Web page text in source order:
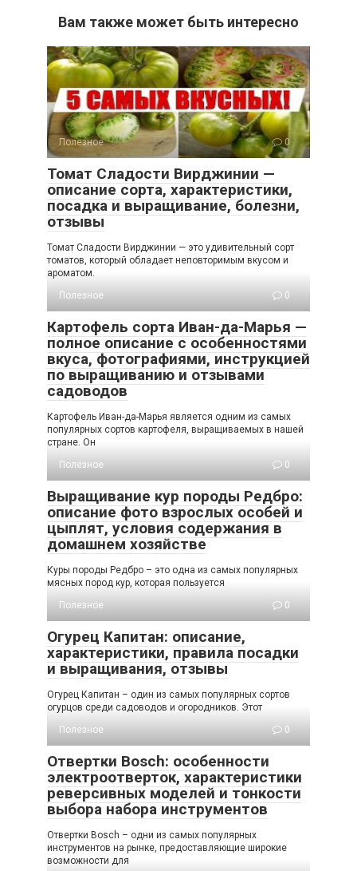
Вам также может быть интересно
Полезное 0
Томат Сладости Вирджинии —
описание сорта, характеристики,
посадка и выращивание, болезни,
отзывы
Томат Сладости Вирджинии — это удивительный сорт
томатов, который обладает неповторимым вкусом и
ароматом.
Полезное
0
Картофель сорта Иван-да-Марья —
полное описание с особенностями
вкуса, фотографиями, инструкцией
по выращиванию и отзывами
садоводов
Картофель Иван-да-Марья является одним из самых
популярных сортов картофеля, выращиваемых в нашей
стране. Он
Полезное
0
Выращивание кур породы Редбро:
описание фото взрослых особей и
цыплят, условия содержания в
домашнем хозяйстве
Куры породы Редбро – это одна из самых популярных
мясных пород кур, которая пользуется
Полезное
0
Огурец Капитан: описание,
характеристики, правила посадки
и выращивания, отзывы
Огурец Капитан – один из самых популярных сортов
огурцов среди садоводов и огородников. Этот
Полезное
0
Отвертки Bosch: особенности
электроотверток, характеристики
реверсивных моделей и тонкости
выбора набора инструментов
Отвертки Bosch – одни из самых популярных
инструментов на рынке, предоставляющие широкие
возможности для